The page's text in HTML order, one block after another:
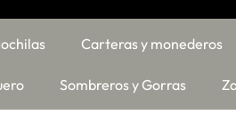
Carteras y monederos
Sombreros y Gorras